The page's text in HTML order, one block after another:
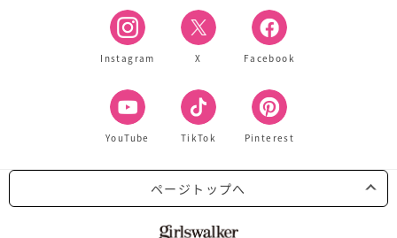
Instagram X Facebook
YouTube TikTok Pinterest
ページトップへ